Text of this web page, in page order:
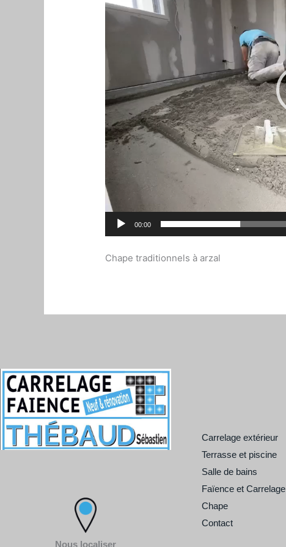
00:00
Chape traditionnels à arzal
Nous localiser
Carrelage extérieur
Terrasse et piscine
Salle de bains
Faïence et Carrelage
Chape
Contact